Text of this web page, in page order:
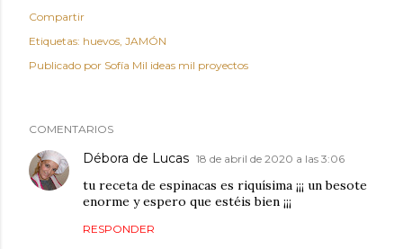
Compartir
Etiquetas: huevos JAMÓN
Publicado por Sofía Mil ideas mil proyectos
COMENTARIOS
Débora de Lucas 18 de abril de 2020 a las 3:06
tu receta de espinacas es riquísima ¡¡¡ un besote
enorme y espero que estéis bien ¡¡¡
RESPONDER